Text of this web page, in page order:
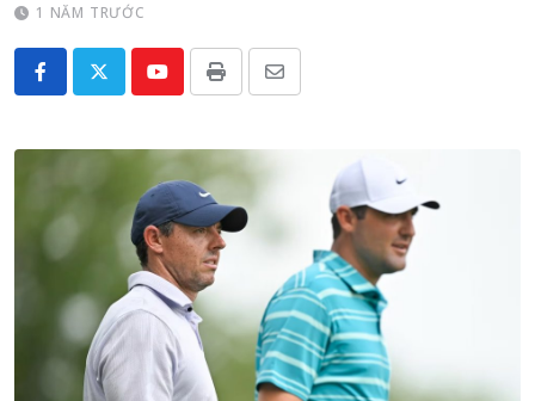
1 NĂM TRƯỚC
YoutubePrint
Share
Email